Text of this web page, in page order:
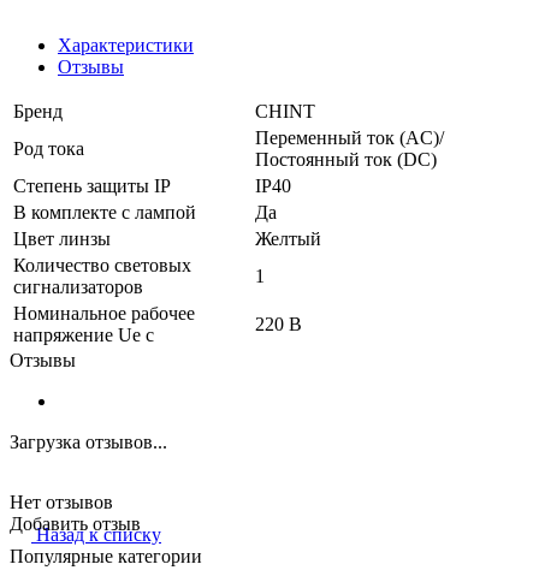
Характеристики
Отзывы
Бренд
CHINT
Род тока
Переменный ток (AC)/
Постоянный ток (DC)
Степень защиты IP
IP40
В комплекте с лампой
Да
Цвет линзы
Желтый
Количество световых
сигнализаторов
1
Номинальное рабочее
напряжение Ue с
220 В
Отзывы
Загрузка отзывов...
Нет отзывов
Добавить отзыв
Назад к списку
Популярные категории